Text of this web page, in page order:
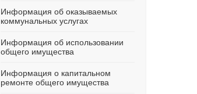
Информация об оказываемых
коммунальных услугах
Информация об использовании
общего имущества
Информация о капитальном
ремонте общего имущества